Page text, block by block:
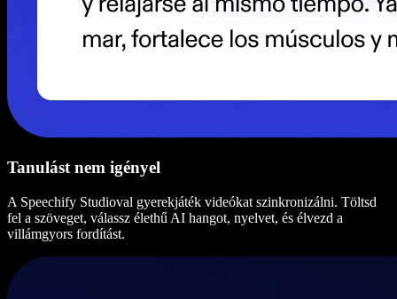
Tanulást nem igényel
A Speechify Studioval gyerekjáték videókat szinkronizálni. Töltsd
fel a szöveget, válassz élethű AI hangot, nyelvet, és élvezd a
villámgyors fordítást.